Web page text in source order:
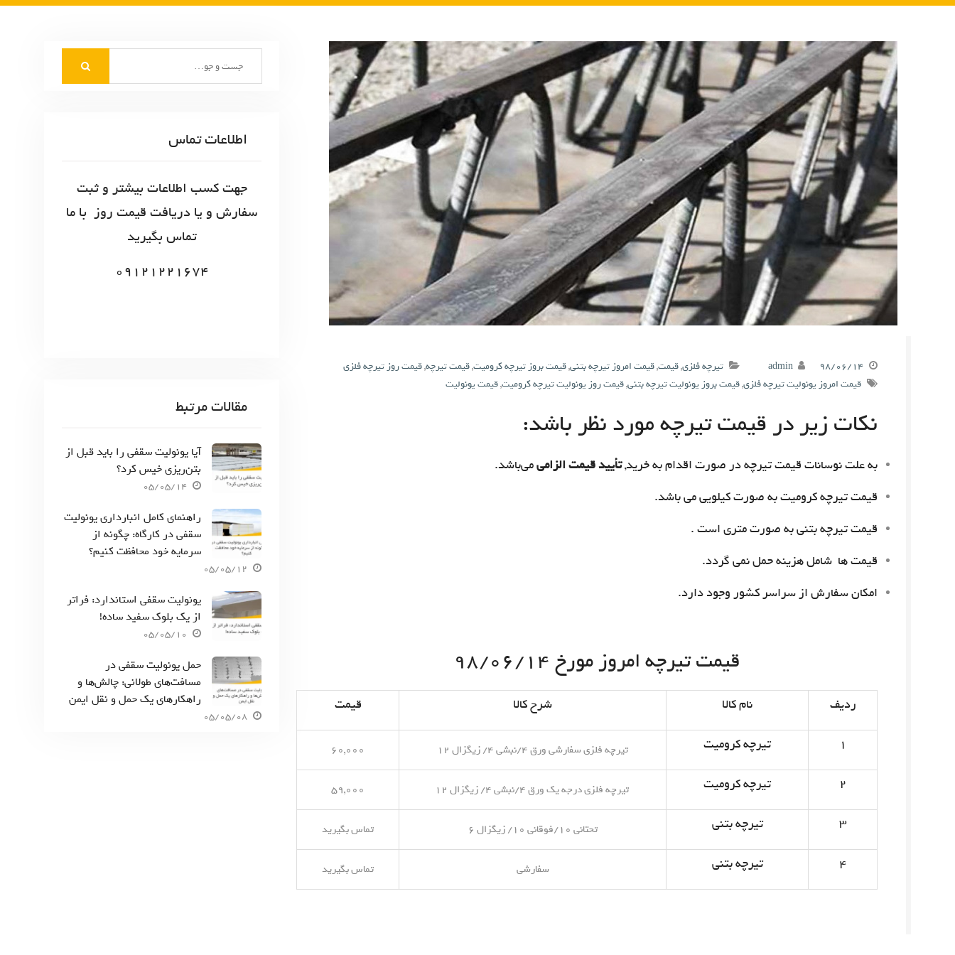
۹۸/۰۶/۱۴ admin تیرچه فلزی,قیمت,قیمت امروز تیرچه بتنی,قیمت بروز تیرچه کرومیت,قیمت تیرچه,قیمت روز تیرچه فلزی
قیمت امروز یونولیت تیرچه فلزی,قیمت بروز یونولیت تیرچه بتنی,قیمت روز یونولیت تیرچه کرومیت,قیمت یونولیت
نکات زیر در قیمت تیرچه مورد نظر باشد:
به علت نوسانات قیمت تیرچه در صورت اقدام به خرید,تأیید قیمت الزامیمی‌باشد.
قیمت تیرچه کرومیت به صورت کیلویی می باشد.
قیمت تیرچه بتنی به صورت متری است .
قیمت ها شامل هزینه حمل نمی گردد.
امکان سفارش از سراسر کشور وجود دارد.
قیمت تیرچه امروز مورخ ۹۸/۰۶/۱۴
ردیف نام کالا شرح کالا قیمت
۱ تیرچه کرومیت تیرچه فلزی سفارشی ورق ۴/نبشی ۴/ زیگزال ۱۲ ۶۰,۰۰۰
۲ تیرچه کرومیت تیرچه فلزی درجه یک ورق ۴/نبشی ۴/ زیگزال ۱۲ ۵۹,۰۰۰
۳ تیرچه بتنی تحتانی ۱۰/فوقانی ۱۰/ زیگزال ۶ تماس بگیرید
۴ تیرچه بتنی سفارشی تماس بگیرید
اطلاعات تماس
جهت کسب اطلاعات بیشتر و ثبت
سفارش و یا دریافت قیمت روز با ما
تماس بگیرید
09121221674
مقالات مرتبط
آیا یونولیت سقفی را باید قبل از
بتن‌ریزی خیس کرد؟
05/05/14
راهنمای کامل انبارداری یونولیت
سقفی در کارگاه: چگونه از
سرمایه خود محافظت کنیم؟
05/05/12
یونولیت سقفی استاندارد: فراتر
از یک بلوک سفید ساده!
05/05/10
حمل یونولیت سقفی در
مسافت‌های طولانی: چالش‌ها و
راهکارهای یک حمل و نقل ایمن
05/05/08